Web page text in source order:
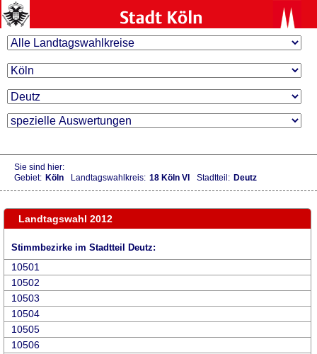
Sie sind hier:
Gebiet: Köln Landtagswahlkreis: 18 Köln VI Stadtteil: Deutz
Landtagswahl 2012
Stimmbezirke im Stadtteil Deutz:
10501
10502
10503
10504
10505
10506